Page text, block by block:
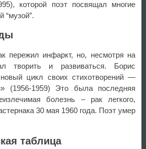
которой поэт посвящал многие
“музой”.
пережил инфаркт, но, несмотря на
творить и развиваться. Борис
цикл своих стихотворений —
(1956-1959) Это была последняя
болезнь – рак легкого,
30 мая 1960 года. Поэт умер
таблица